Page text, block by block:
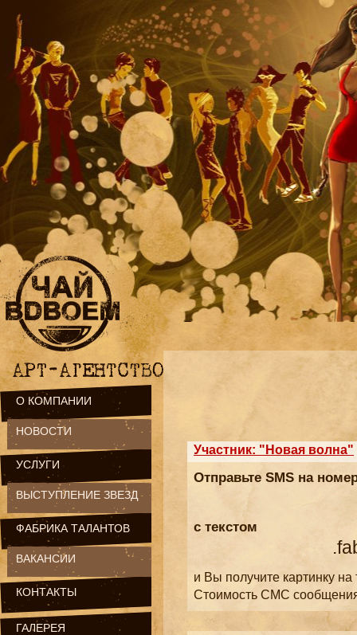
Участник: "Новая волна"
Отправьте SMS на
с текстом
и Вы получите картинку
Стоимость СМС
О КОМПАНИИ
НОВОСТИ
УСЛУГИ
ВЫСТУПЛЕНИЕ ЗВЕЗД
ФАБРИКА ТАЛАНТОВ
ВАКАНСИИ
КОНТАКТЫ
ГАЛЕРЕЯ